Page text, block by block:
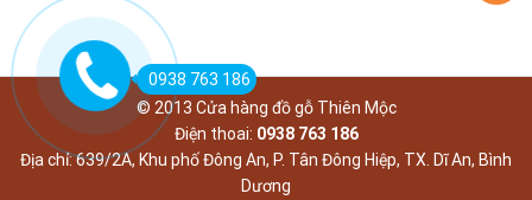
© 2013 Cửa hàng đồ gỗ Thiên Mộc
Điện thoai: 0938 763 186
Địa chỉ: 639/2A, Khu phố Đông An, P. Tân Đông Hiệp, TX. Dĩ An, Bình
Dương
0938 763 186